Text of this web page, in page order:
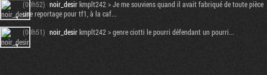
(00h52) noir_desirkmplt242 > Je me souviens quand il avait fabriqué de toute pièce
une reportage pour tf1, à la caf...
(00h51) noir_desirkmplt242 > genre ciotti le pourri défendant un pourri...